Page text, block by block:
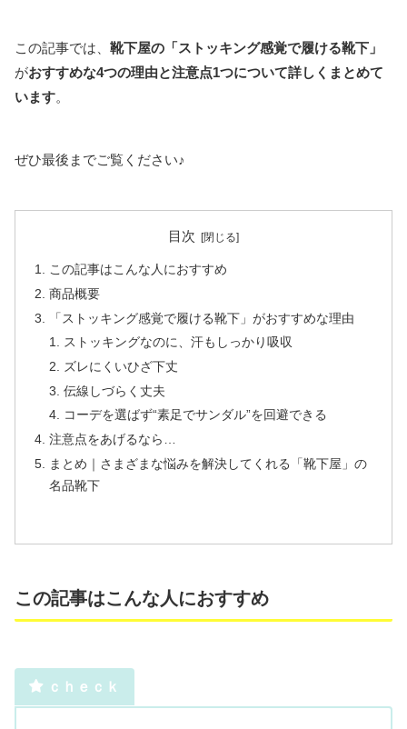
この記事では、 靴下屋の「ストッキング感覚で履ける靴下」
がおすすめな4つの理由と注意点1つについて詳しくまとめて
います。
ぜひ最後までご覧ください♪
目次
この記事はこんな人におすすめ
商品概要
「ストッキング感覚で履ける靴下」がおすすめな理由
ストッキングなのに、汗もしっかり吸収
ズレにくいひざ下丈
伝線しづらく丈夫
コーデを選ばず“素足でサンダル”を回避できる
注意点をあげるなら…
まとめ｜さまざまな悩みを解決してくれる「靴下屋」の
名品靴下
この記事はこんな人におすすめ
ｃｈｅｃｋ